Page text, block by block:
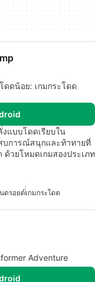
ดดน้อย: เกมกระโดด
แบบโดดเรียบใน
บการณ์สนุกและท้าทายที่
วยโหมดเกมสองประเภท
ดรอยด์เกมกระโดด
Adventure